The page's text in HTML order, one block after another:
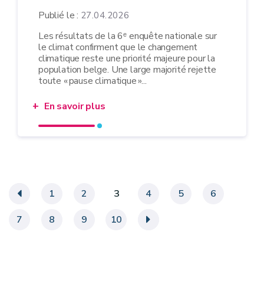
Publié le : 27.04.2026
Les résultats de la 6ᵉ enquête nationale sur
le climat confirment que le changement
climatique reste une priorité majeure pour la
population belge. Une large majorité rejette
toute « pause climatique »...
En savoir plus
« 1 2 3 4 5
6
7
8 9 10 »